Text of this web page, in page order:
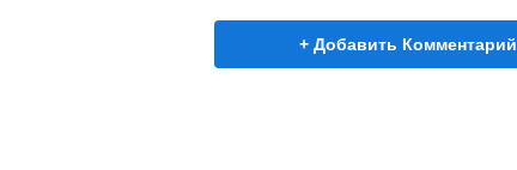
+ Добавить Комментарий